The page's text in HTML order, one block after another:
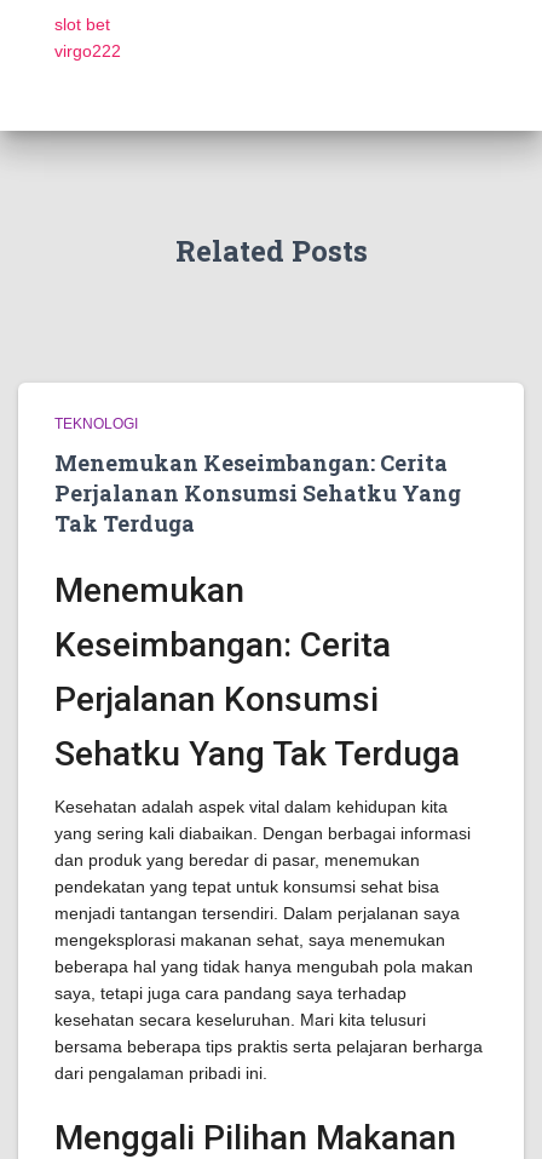
slot bet
virgo222
Related Posts
TEKNOLOGI
Menemukan Keseimbangan: Cerita
Perjalanan Konsumsi Sehatku Yang
Tak Terduga
Menemukan
Keseimbangan: Cerita
Perjalanan Konsumsi
Sehatku Yang Tak Terduga
Kesehatan adalah aspek vital dalam kehidupan kita
yang sering kali diabaikan. Dengan berbagai informasi
dan produk yang beredar di pasar, menemukan
pendekatan yang tepat untuk konsumsi sehat bisa
menjadi tantangan tersendiri. Dalam perjalanan saya
mengeksplorasi makanan sehat, saya menemukan
beberapa hal yang tidak hanya mengubah pola makan
saya, tetapi juga cara pandang saya terhadap
kesehatan secara keseluruhan. Mari kita telusuri
bersama beberapa tips praktis serta pelajaran berharga
dari pengalaman pribadi ini.
Menggali Pilihan Makanan